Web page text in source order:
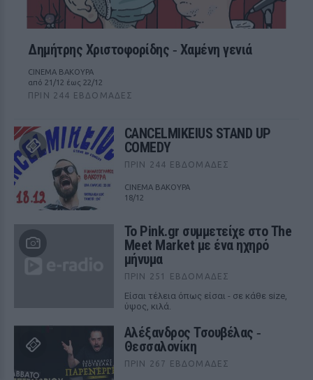
Δημήτρης Χριστοφορίδης ‑ Χαμένη γενιά
CINEMA ΒΑΚΟΥΡΑ
από 21/12 έως 22/12
ΠΡΙΝ 244 ΕΒΔΟΜΆΔΕΣ
CANCELMIKEIUS STAND UP
COMEDY
ΠΡΙΝ 244 ΕΒΔΟΜΆΔΕΣ
CINEMA ΒΑΚΟΥΡΑ
18/12
Το Pink.gr συμμετείχε στο The
Meet Market με ένα ηχηρό
μήνυμα
ΠΡΙΝ 251 ΕΒΔΟΜΆΔΕΣ
Είσαι τέλεια όπως είσαι - σε κάθε size,
ύψος, κιλά.
Αλέξανδρος Τσουβέλας ‑
Θεσσαλονίκη
ΠΡΙΝ 267 ΕΒΔΟΜΆΔΕΣ